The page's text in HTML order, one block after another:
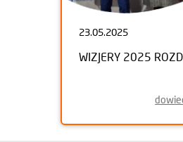
23.05.2025
WIZJERY 2025